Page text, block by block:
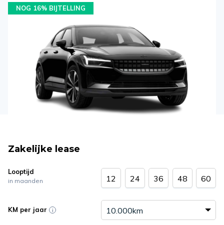
NOG 16% BIJTELLING
Zakelijke lease
Looptijd
in maanden 12 24 36 48 60
KM per jaar